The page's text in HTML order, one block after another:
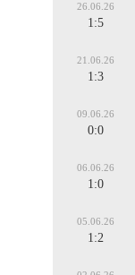
26.06.26
1:5
21.06.26
1:3
09.06.26
0:0
06.06.26
1:0
05.06.26
1:2